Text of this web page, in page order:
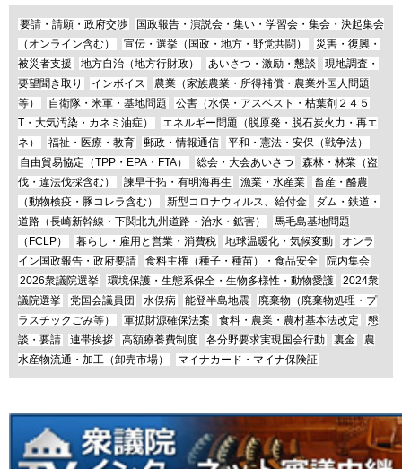
要請・請願・政府交渉
国政報告・演説会・集い・学習会・集会・決起集会
（オンライン含む）
宣伝・選挙（国政・地方・野党共闘）
災害・復興・
被災者支援
地方自治（地方行財政） あいさつ・激励・懇談
現地調査・
要望聞き取り
インボイス
農業（家族農業・所得補償・農業外国人問題
等）
自衛隊・米軍・基地問題
公害（水俣・アスベスト・枯葉剤２４５
T・大気汚染・カネミ油症）
エネルギー問題（脱原発・脱石炭火力・再エ
ネ）
福祉・医療・教育 郵政・情報通信
平和・憲法・安保（戦争法）
自由貿易協定（TPP・EPA・FTA）
総会・大会あいさつ
森林・林業（盗
伐・違法伐採含む）
諫早干拓・有明海再生 漁業・水産業
畜産・酪農
（動物検疫・豚コレラ含む）
新型コロナウィルス、給付金
ダム・鉄道・
道路（長崎新幹線・下関北九州道路・治水・鉱害）
馬毛島基地問題
（FCLP）
暮らし・雇用と営業・消費税 地球温暖化・気候変動
オンラ
イン国政報告・政府要請
食料主権（種子・種苗）・食品安全
院内集会
2026衆議院選挙
環境保護・生態系保全・生物多様性・動物愛護
2024衆
議院選挙
党国会議員団 水俣病 能登半島地震
廃棄物（廃棄物処理・プ
ラスチックごみ等）
軍拡財源確保法案 食料・農業・農村基本法改定
懇
談・要請
連帯挨拶 高額療養費制度 各分野要求実現国会行動 裏金
農
水産物流通・加工（卸売市場）
マイナカード・マイナ保険証